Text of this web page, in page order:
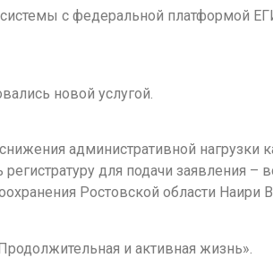
с федеральной платформой
новой услугой.
административной
для подачи заявления –
Ростовской области Наири
и активная жизнь».